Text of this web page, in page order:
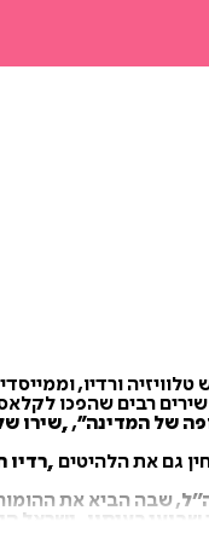
ורדיו,
רבים שהפכו
של המדינה”
,
„שירו
גם את הלהיטים „רדיו
,שבה הביא את